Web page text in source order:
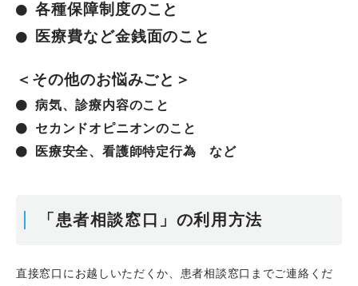
各種保障制度のこと
医療費など金銭面のこと
＜その他のお悩みごと＞
病気、診療内容のこと
セカンドオピニオンのこと
医療安全、看護師特定行為 など
「患者相談窓口」の利用方法
直接窓口にお越しいただくか、患者相談窓口までご連絡くだ